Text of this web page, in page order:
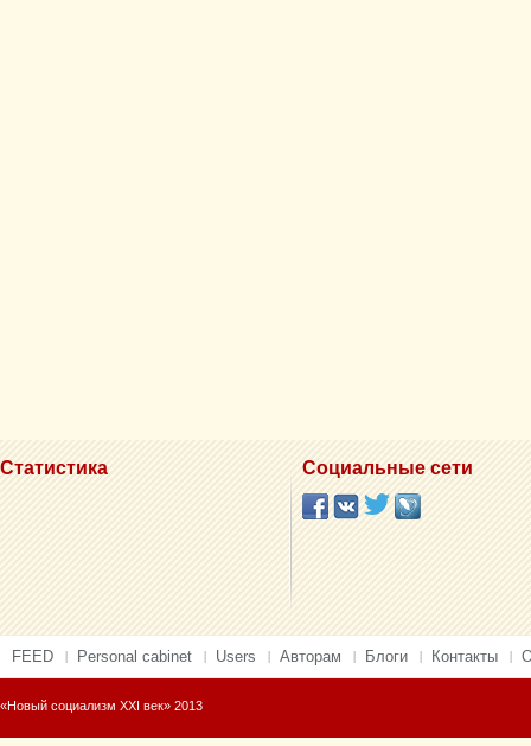
Статистика Социальные сети
FEED Personal cabinet Users Авторам Блоги Контакты
«Новый социализм XXI век» 2013